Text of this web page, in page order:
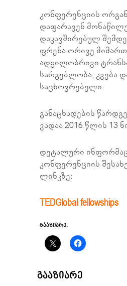
კონფერენციის
დაფარავენ
დაკავშირებულ
ფრენა ორივე
ადგილობრივი
სარგებლობა, კვება
საცხოვრებელი.
განაცხადების
ვადაა 2016 წლის 13
დეტალური
კონფერენციის
ლინკზე:
TEDGlobal fellowships
ᲒᲐᲐᲖᲘᲐᲠᲔ:
ᲒᲐᲐᲖᲘᲐᲠᲔ